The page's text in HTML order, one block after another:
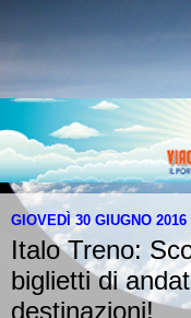
GIOVEDÌ 30 GIUGNO 2016
Italo Treno:
biglietti di
destinazioni!